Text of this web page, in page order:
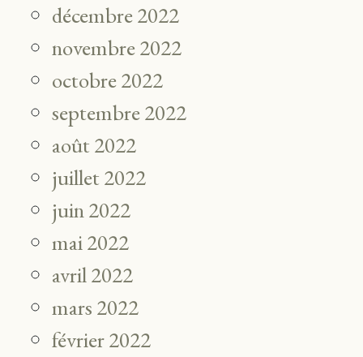
décembre 2022
novembre 2022
octobre 2022
septembre 2022
août 2022
juillet 2022
juin 2022
mai 2022
avril 2022
mars 2022
février 2022